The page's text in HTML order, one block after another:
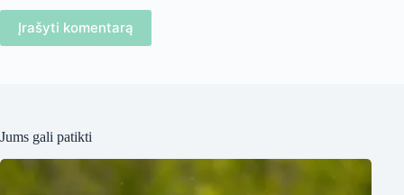
Įrašyti komentarą
Jums gali patikti